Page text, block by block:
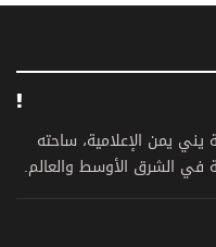
يمن الإعلامية، ساحته
في الشرق الأوسط والعالم.